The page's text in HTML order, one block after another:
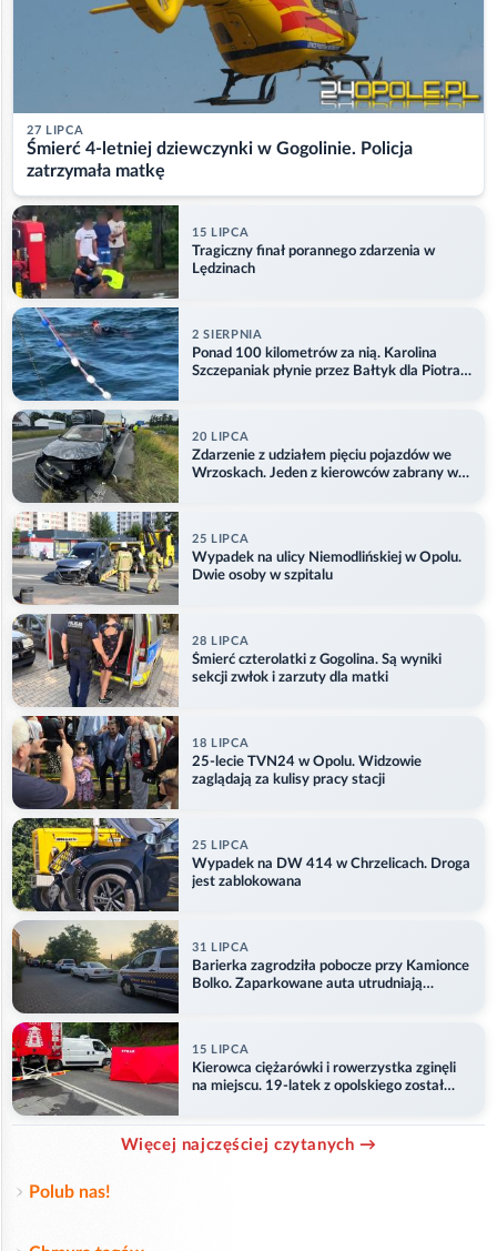
27 LIPCA
Śmierć 4-letniej dziewczynki w Gogolinie. Policja
zatrzymała matkę
15 LIPCA
Tragiczny finał porannego zdarzenia w
Lędzinach
2 SIERPNIA
Ponad 100 kilometrów za nią. Karolina
Szczepaniak płynie przez Bałtyk dla Piotra.
20 LIPCA
Zdarzenie z udziałem pięciu pojazdów we
Wrzoskach. Jeden z kierowców zabrany w
25 LIPCA
Wypadek na ulicy Niemodlińskiej w Opolu.
Dwie osoby w szpitalu
28 LIPCA
Śmierć czterolatki z Gogolina. Są wyniki
sekcji zwłok i zarzuty dla matki
18 LIPCA
25-lecie TVN24 w Opolu. Widzowie
zaglądają za kulisy pracy stacji
25 LIPCA
Wypadek na DW 414 w Chrzelicach. Droga
jest zablokowana
31 LIPCA
Barierka zagrodziła pobocze przy Kamionce
Bolko. Zaparkowane auta utrudniają
15 LIPCA
Kierowca ciężarówki i rowerzystka zginęli
na miejscu. 19-latek z opolskiego został
Więcej najczęściej czytanych →
Polub nas!